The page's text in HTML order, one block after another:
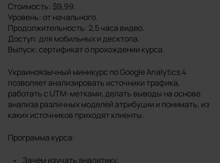
Стоимость: $9,99.
Уровень: от начального.
Продолжительность: 2,5 часа видео.
Доступ: для мобильных и десктопа.
Выпуск: сертификат о прохождении курса.
Украиноязычный миникурс по Google Analytics 4
позволяет анализировать источники трафика,
работать с UTM-метками, делать выводы на основе
анализа различных моделей атрибуции и понимать, из
каких источников приходят клиенты.
Программа курса:
Зачем изучать аналитику.